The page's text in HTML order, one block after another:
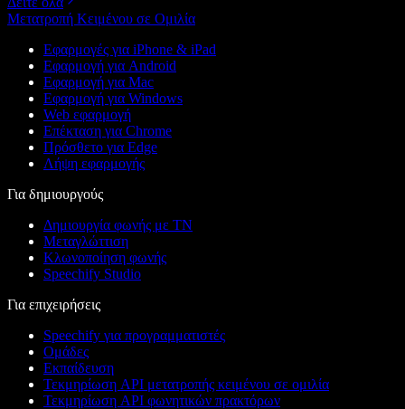
Μετατροπή Κειμένου σε Ομιλία
Εφαρμογές για iPhone & iPad
Εφαρμογή για Android
Εφαρμογή για Mac
Εφαρμογή για Windows
Web εφαρμογή
Επέκταση για Chrome
Πρόσθετο για Edge
Λήψη εφαρμογής
Για δημιουργούς
Δημιουργία φωνής με ΤΝ
Μεταγλώττιση
Κλωνοποίηση φωνής
Speechify Studio
Για επιχειρήσεις
Speechify για προγραμματιστές
Ομάδες
Εκπαίδευση
Τεκμηρίωση API μετατροπής κειμένου σε ομιλία
Τεκμηρίωση API φωνητικών πρακτόρων